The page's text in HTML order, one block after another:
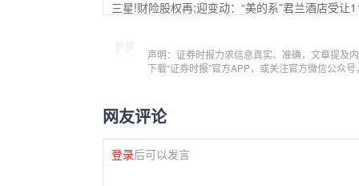
三星!财险股权再;迎变动：“美的系”君兰酒店受让
声明：证券时报力求信息真实、准确，文章提及
下载“证券时报”官方APP，或关注官方微信公众
网友评论
登录后可以发言